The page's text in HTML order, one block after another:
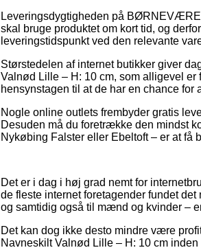
Leveringsdygtigheden på
skal bruge produktet om kort tid, og
leveringstidspunkt ved den relevante
Størstedelen af internet butikker giver
Valnød Lille – H: 10 cm, som alligevel er
hensynstagen til at de har en chance for
Nogle online outlets frembyder gratis
Desuden må du foretrække den mindst
Nykøbing Falster eller Ebeltoft – er at få
Det er i dag i høj grad nemt for
de fleste internet foretagender fundet
og samtidig også til mænd og kvinder –
Det kan dog ikke desto mindre være
Navneskilt Valnød Lille – H: 10 cm